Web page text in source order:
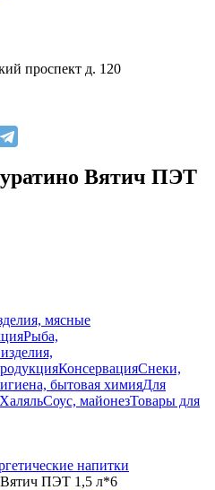
проспект д. 120
Вятич ПЭТ
мясные
Рыба,
КонсервацияСнеки,
бытовая химияДля
ХаляльСоус, майонезТовары для
напитки
Вятич ПЭТ 1,5 л*6